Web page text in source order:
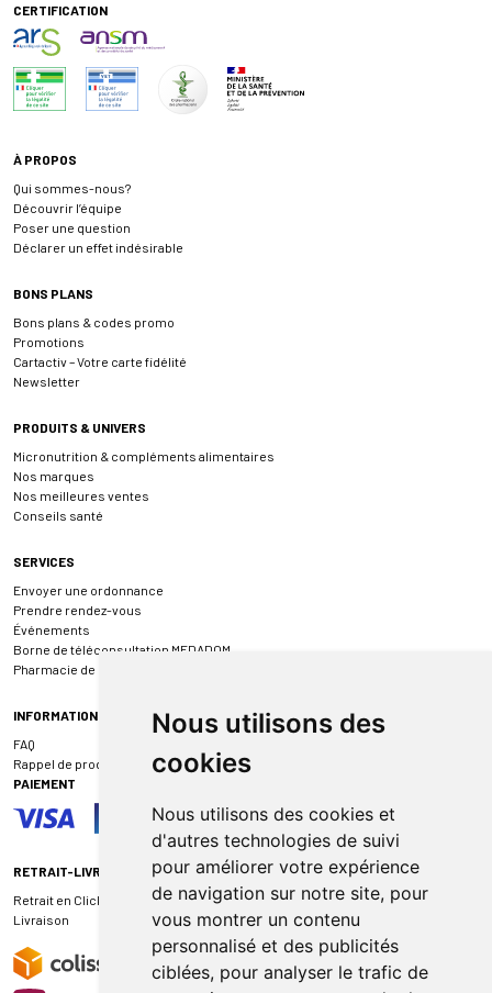
Nous utilisons des
cookies
Nous utilisons des cookies et
d'autres technologies de suivi
pour améliorer votre expérience
de navigation sur notre site, pour
vous montrer un contenu
personnalisé et des publicités
ciblées, pour analyser le trafic de
CERTIFICATION
À PROPOS
Qui sommes-nous?
Découvrir l’équipe
Poser une question
Déclarer un effet indésirable
BONS PLANS
Bons plans & codes promo
Promotions
Cartactiv – Votre carte fidélité
Newsletter
PRODUITS & UNIVERS
Micronutrition & compléments alimentaires
Nos marques
Nos meilleures ventes
Conseils santé
SERVICES
Envoyer une ordonnance
Prendre rendez-vous
Événements
Borne de téléconsultation MEDADOM
Pharmacie de garde
INFORMATIONS
FAQ
Rappel de produit
PAIEMENT
RETRAIT-LIVRAISON
Retrait en Click & Collect
Livraison